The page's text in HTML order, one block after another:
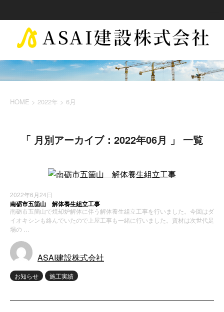
HOME > 2022年 > 6月
「 月別アーカイブ：2022年06月 」 一覧
2022年6月24日
南砺市五箇山 解体養生組立工事
南砺市五箇山で焼却炉解体に伴う解体養生組立工事を行いました。今回はダ
イオキシンも絡んでいたので上屋工事も一緒に行いました。資材は次世代足
場の …
ASAI建設株式会社
お知らせ 施工実績